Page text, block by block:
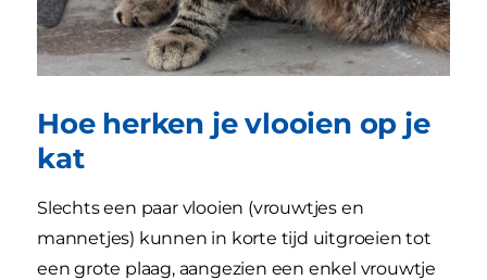
Hoe herken je vlooien op je
kat
Slechts een paar vlooien (vrouwtjes en
mannetjes) kunnen in korte tijd uitgroeien tot
een grote plaag, aangezien een enkel vrouwtje